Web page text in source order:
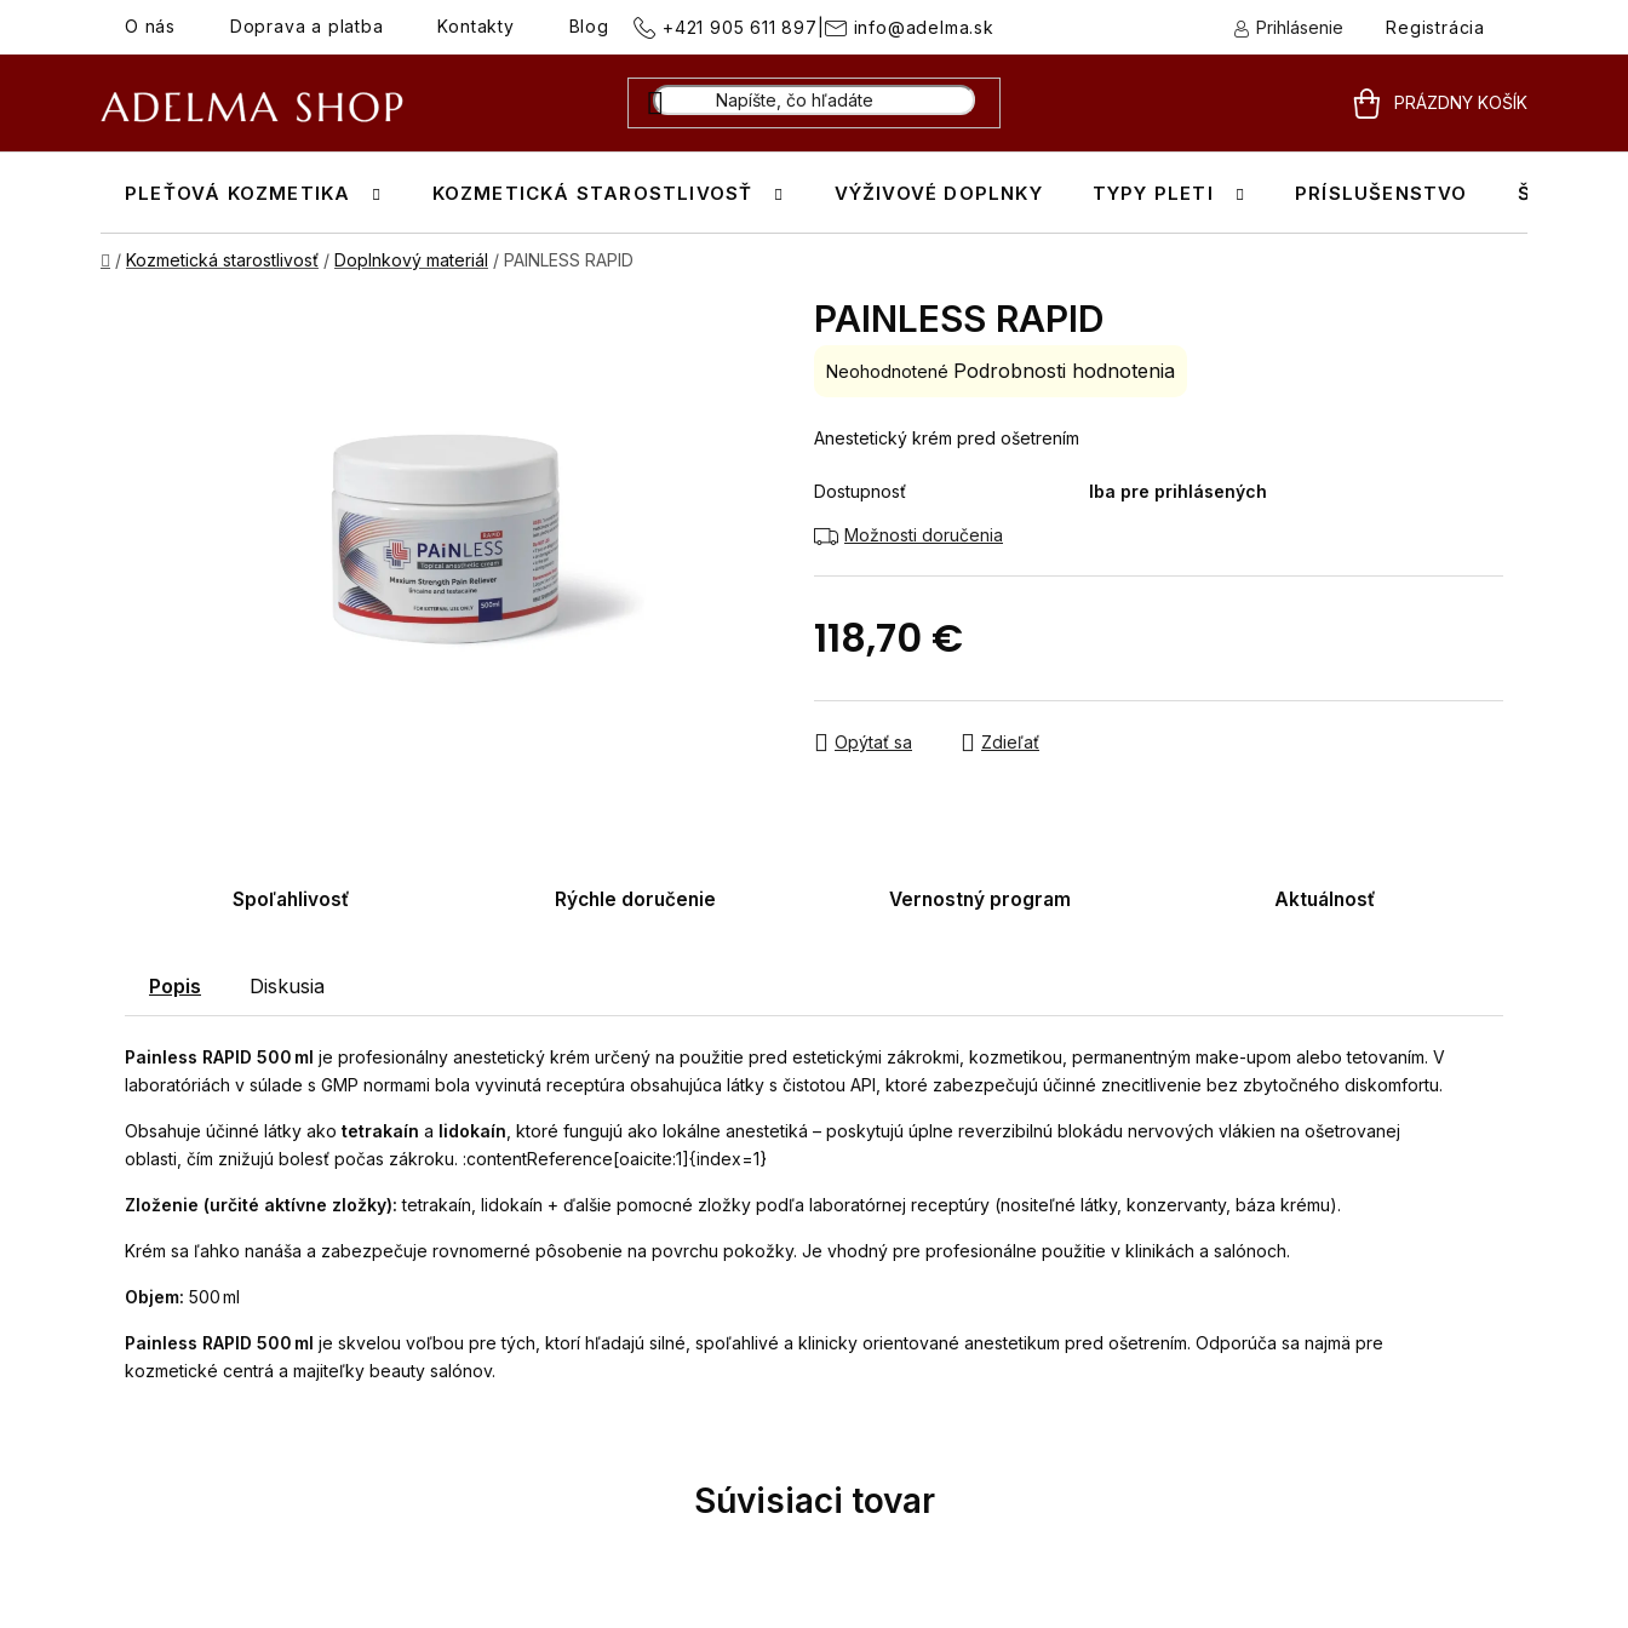
obsah
O nás Doprava a platba Kontakty Blog Prihlásenie Registrácia
+421 905 611 897 info@adelma.sk
KOŠÍK
PRÁZDNY KOŠÍK
PLEŤOVÁ KOZMETIKA KOZMETICKÁ STAROSTLIVOSŤ VÝŽIVOVÉ DOPLNKY TYPY PLETI PRÍSLUŠENSTVO ŠKOLENIA
Domov
/ Kozmetická starostlivosť / Doplnkový materiál / PAINLESS RAPID
PAINLESS RAPID
Priemerné
0,0
5
Neohodnotené Podrobnosti hodnotenia
Anestetický krém pred ošetrením
Dostupnosť Iba pre prihlásených
Možnosti doručenia
118,70 €
Opýtať sa Zdieľať
Spoľahlivosť Rýchle doručenie Vernostný program Aktuálnosť
Popis Diskusia
Painless RAPID 500 ml je profesionálny anestetický krém určený na použitie pred estetickými zákrokmi, kozmetikou, permanentným make-upom alebo tetovaním. V
laboratóriách v súlade s GMP normami bola vyvinutá receptúra obsahujúca látky s čistotou API, ktoré zabezpečujú účinné znecitlivenie bez zbytočného diskomfortu.
Obsahuje účinné látky ako tetrakaín a lidokaín , ktoré fungujú ako lokálne anestetiká – poskytujú úplne reverzibilnú blokádu nervových vlákien na ošetrovanej
oblasti, čím znižujú bolesť počas zákroku. :contentReference[oaicite:1]{index=1}
Zloženie (určité aktívne zložky): tetrakaín, lidokaín + ďalšie pomocné zložky podľa laboratórnej receptúry (nositeľné látky, konzervanty, báza krému).
Krém sa ľahko nanáša a zabezpečuje rovnomerné pôsobenie na povrchu pokožky. Je vhodný pre profesionálne použitie v klinikách a salónoch.
Objem: 500 ml
Painless RAPID 500 ml je skvelou voľbou pre tých, ktorí hľadajú silné, spoľahlivé a klinicky orientované anestetikum pred ošetrením. Odporúča sa najmä pre
kozmetické centrá a majiteľky beauty salónov.
Súvisiaci tovar